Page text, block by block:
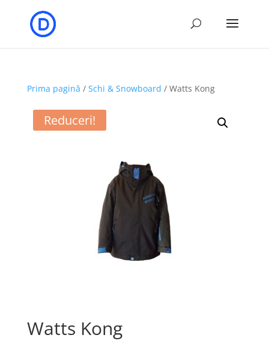
Prima pagină / Schi & Snowboard / Watts Kong
Reduceri!
Watts Kong